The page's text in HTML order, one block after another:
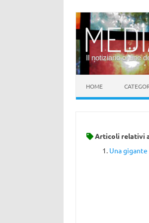
Il notiziario online
HOME
Articoli relativi
Una